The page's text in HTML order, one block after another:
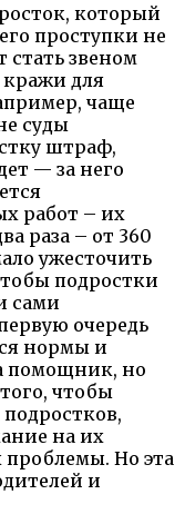
который
проступки не
стать звеном
кражи для
чаще
суды
штраф,
— за него
работ – их
раза – от 360
ужесточить
подростки
сами
очередь
нормы и
помощник, но
чтобы
на их
проблемы. Но эта
и